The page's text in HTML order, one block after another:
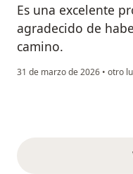
Es una excelente
agradecido de
camino.
31 de marzo de 2026 • otro